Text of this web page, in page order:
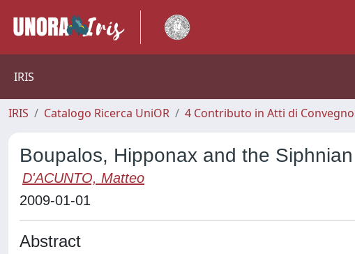
IRIS
IRIS Catalogo Ricerca UniOR 4 Contributo in Atti di
Boupalos, Hipponax and the
D'ACUNTO, Matteo
2009-01-01
Abstract